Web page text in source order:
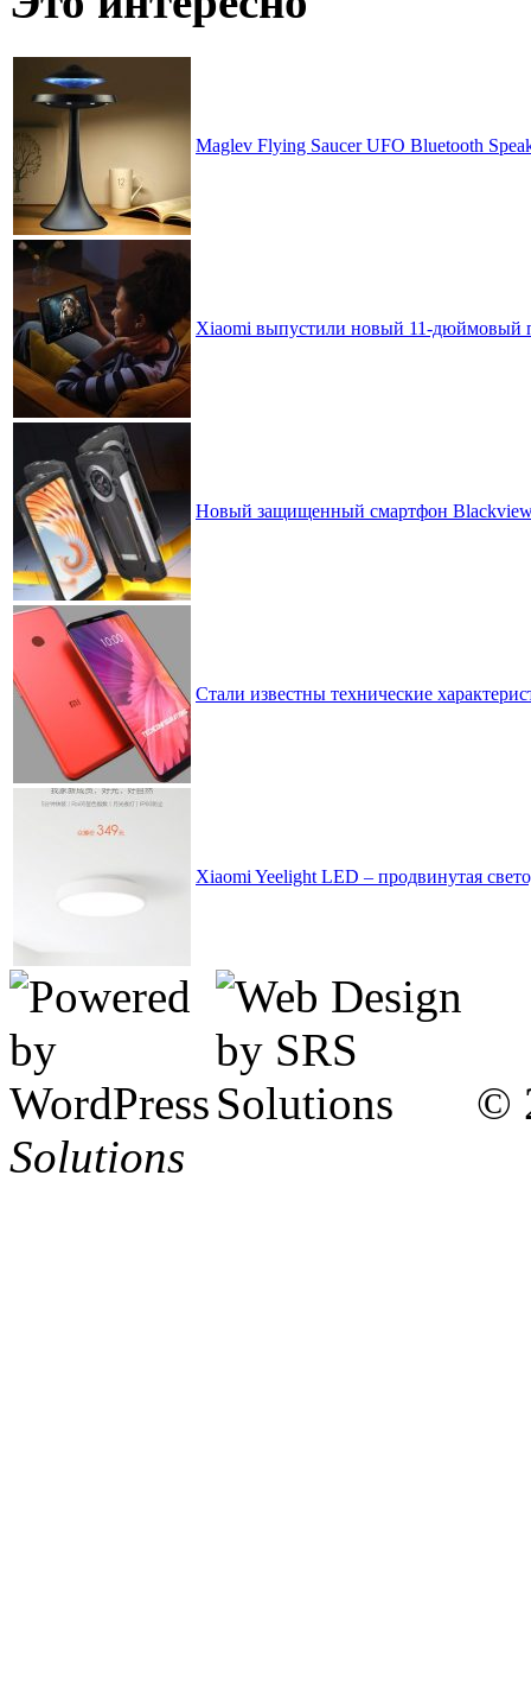
Maglev Flying Saucer UFO Bluetooth
Xiaomi выпустили новый 11-дюймовый
Новый защищенный смартфон Blackview
Стали известны технические
Xiaomi Yeelight LED – продвинутая
©
Solutions